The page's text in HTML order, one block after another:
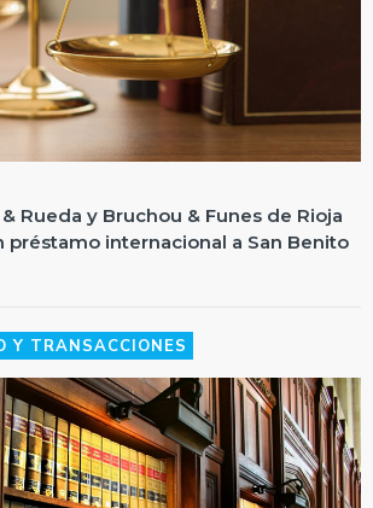
Rueda y Bruchou & Funes de Rioja
préstamo internacional a San Benito
Y TRANSACCIONES